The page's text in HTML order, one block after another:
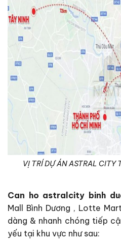
VỊ TRÍ DỰ ÁN ASTRAL CITY
Can ho astralcity binh
Mall Bình Dương , Lotte
dàng & nhanh chóng tiếp
yếu tại khu vực như sau: